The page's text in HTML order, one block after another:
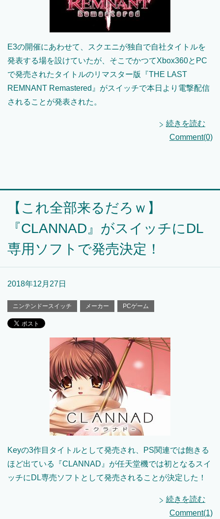
E3の開催にあわせて、スクエニが独自で自社タイトルを
発表する場を設けていたが、そこでかつてXbox360とPC
で発売されたタイトルのリマスター版『THE LAST
REMNANT Remastered』がスイッチで本日より電撃配信
されることが発表された。
続きを読む
Comment(0)
【これ全部来るだろｗ】
『CLANNAD』がスイッチにDL
専用ソフトで発売決定！
2018年12月27日
ニンテンドースイッチ メーカー PCゲーム
Keyの3作目タイトルとして発売され、PS関連では飽きる
ほど出ている『CLANNAD』が任天堂機では初となるスイ
ッチにDL専売ソフトとして発売されることが決定した！
続きを読む
Comment(1)